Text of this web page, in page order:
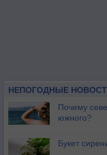
НЕПОГОДНЫЕ
Почему
южного?
Букет